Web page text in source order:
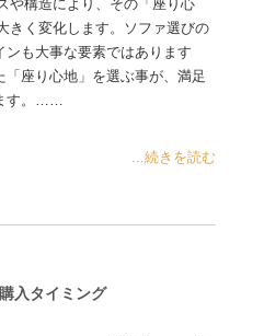
や構造により、その「座り心
きく変化します。ソファ選びの
も大事な要素ではあります
座り心地」を選ぶ事が、満足
す。……
...続きを読む
入タイミング